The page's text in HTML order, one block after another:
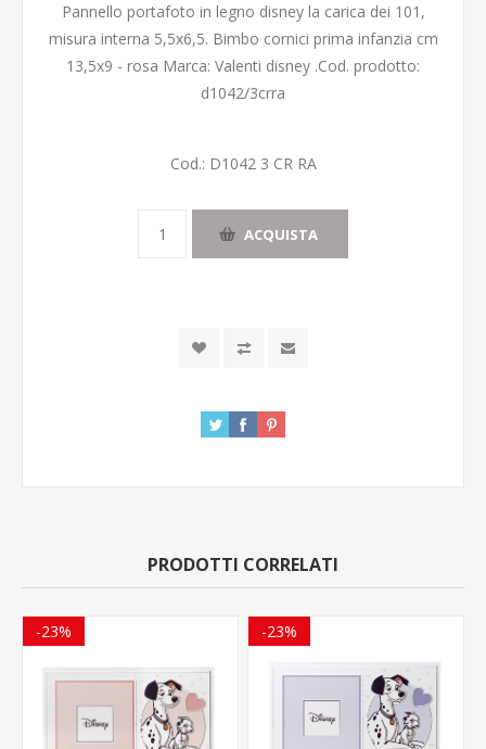
Pannello portafoto in legno disney la carica dei 101,
misura interna 5,5x6,5. Bimbo cornici prima infanzia cm
13,5x9 - rosa Marca: Valenti disney .Cod. prodotto:
d1042/3crra
Cod.: D1042 3 CR RA
ACQUISTA
PRODOTTI CORRELATI
-23% -23%